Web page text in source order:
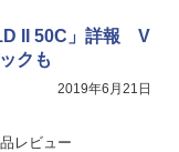
II 50C」詳報 V
クも
2019年6月21日
レビュー